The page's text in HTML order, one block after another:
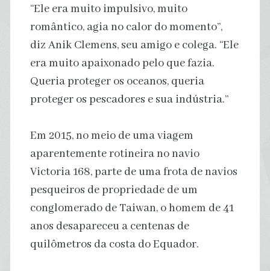
“Ele era muito impulsivo, muito
romântico, agia no calor do momento”,
diz Anik Clemens, seu amigo e colega. “Ele
era muito apaixonado pelo que fazia.
Queria proteger os oceanos, queria
proteger os pescadores e sua indústria.”
Em 2015, no meio de uma viagem
aparentemente rotineira no navio
Victoria 168, parte de uma frota de navios
pesqueiros de propriedade de um
conglomerado de Taiwan, o homem de 41
anos desapareceu a centenas de
quilômetros da costa do Equador.